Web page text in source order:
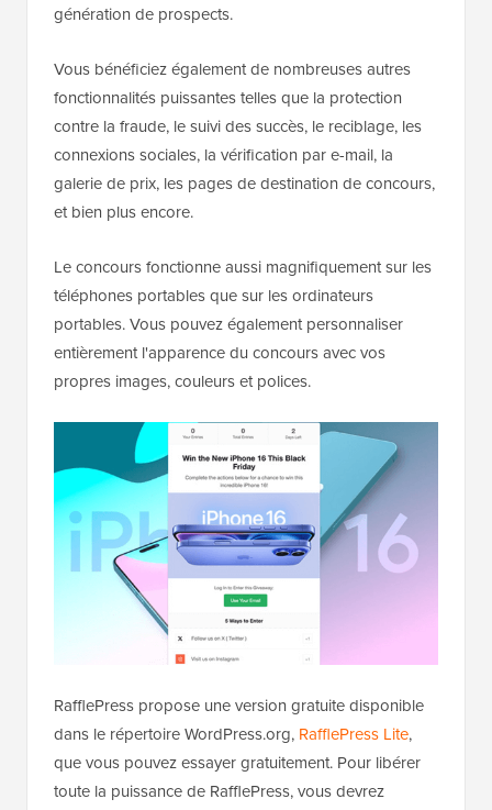
génération de prospects.
Vous bénéficiez également de nombreuses autres
fonctionnalités puissantes telles que la protection
contre la fraude, le suivi des succès, le reciblage, les
connexions sociales, la vérification par e-mail, la
galerie de prix, les pages de destination de concours,
et bien plus encore.
Le concours fonctionne aussi magnifiquement sur les
téléphones portables que sur les ordinateurs
portables. Vous pouvez également personnaliser
entièrement l'apparence du concours avec vos
propres images, couleurs et polices.
RafflePress propose une version gratuite disponible
dans le répertoire WordPress.org, RafflePress Lite,
que vous pouvez essayer gratuitement. Pour libérer
toute la puissance de RafflePress, vous devrez